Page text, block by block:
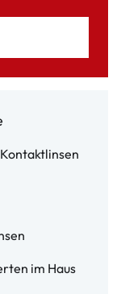
im Haus